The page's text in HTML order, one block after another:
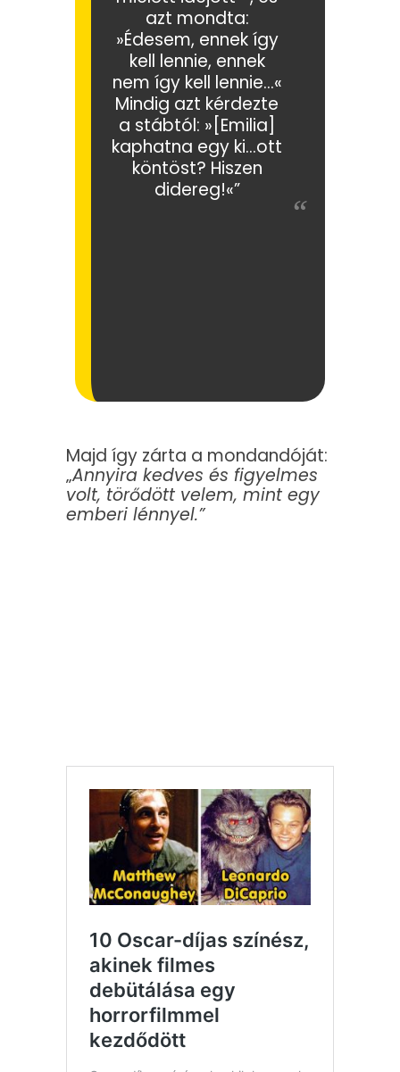
azt mondta:
»Édesem, ennek így
kell lennie, ennek
nem így kell lennie…«
Mindig azt kérdezte
a stábtól: »[Emilia]
kaphatna egy ki…ott
köntöst? Hiszen
didereg!«”
Majd így zárta a mondandóját:
„Annyira kedves és figyelmes
volt, törődött velem, mint egy
emberi lénnyel.”